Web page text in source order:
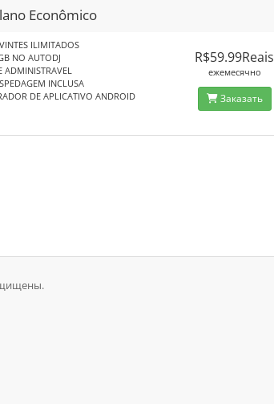
Econômico
ILIMITADOS
NO AUTODJ
ADMINISTRAVEL
INCLUSA
DE APLICATIVO ANDROID
R$59.99Reais
ежемесячно
Заказать